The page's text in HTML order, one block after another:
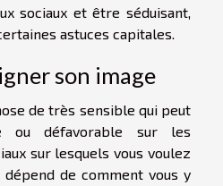
sociaux et être séduisant,
astuces capitales.
son image
de très sensible qui peut
ou défavorable sur les
sur lesquels vous voulez
de comment vous y